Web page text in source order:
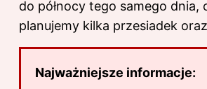
do północy tego samego dnia,
planujemy kilka przesiadek
Najważniejsze informacje: